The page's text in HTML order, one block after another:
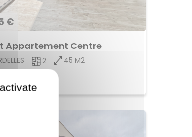
€
Appartement Centre
2 45 M2